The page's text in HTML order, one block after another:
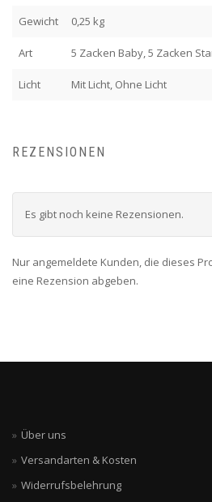
Gewicht 0,25 kg
Art 5 Zacken Baby, 5 Zacken
Licht Mit Licht, Ohne Licht
REZENSIONEN
Es gibt noch keine Rezensionen.
Nur angemeldete Kunden, die dieses
eine Rezension abgeben.
Über uns
Versandarten & Kosten
Widerrufsbelehrung